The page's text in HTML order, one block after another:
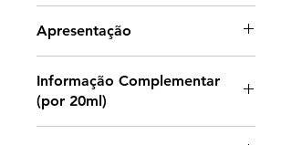
carnitina, permite aumentar a:
Termogénese
Oxidação das gorduras
desintoxicação
ação de emagrecimento
bebendo ao longo do dia.
Em alternativa diluir 20ml, num
copo de água e tomar após o
pequeno-almoço.
Apresentação
Informação Complementar
(por 20ml)